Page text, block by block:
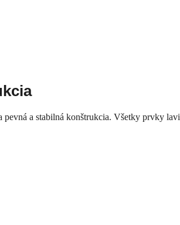
a stabilná konštrukcia. Všetky prvky